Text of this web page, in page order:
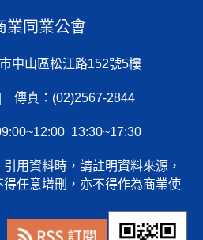
業同業公會
中山區松江路152號5樓
傳真：(02)2567-2844
13:30~17:30
用資料時，請註明資料來源，
任意增刪，亦不得作為商業使